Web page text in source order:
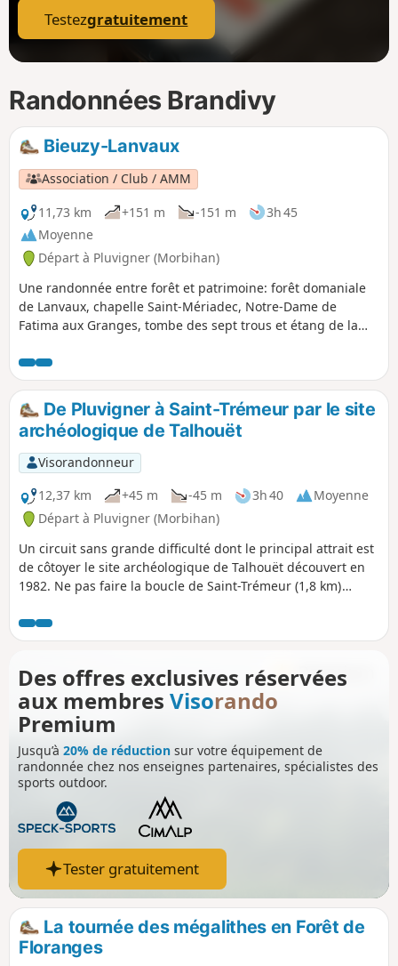
Testezgratuitement
Randonnées Brandivy
Bieuzy-Lanvaux
Association / Club / AMM
11,73 km
+151 m -151 m
3h 45
Moyenne
Départ à Pluvigner (Morbihan)
Une randonnée entre forêt et patrimoine: forêt domaniale
de Lanvaux, chapelle Saint-Mériadec, Notre-Dame de
Fatima aux Granges, tombe des sept trous et étang de la
De Pluvigner à Saint-Trémeur par le site
archéologique de Talhouët
Visorandonneur
12,37 km
+45 m -45 m 3h 40
Moyenne
Départ à Pluvigner (Morbihan)
Un circuit sans grande difficulté dont le principal attrait est
de côtoyer le site archéologique de Talhouët découvert en
1982. Ne pas faire la boucle de Saint-Trémeur (1,8 km)
Des offres exclusives réservées
aux membres Visorando
Premium
Jusqu’à 20% de réduction sur votre équipement de
randonnée chez nos enseignes partenaires, spécialistes des
sports outdoor.
Tester gratuitement
La tournée des mégalithes en Forêt de
Floranges